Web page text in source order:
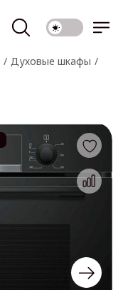
Духовые шкафы